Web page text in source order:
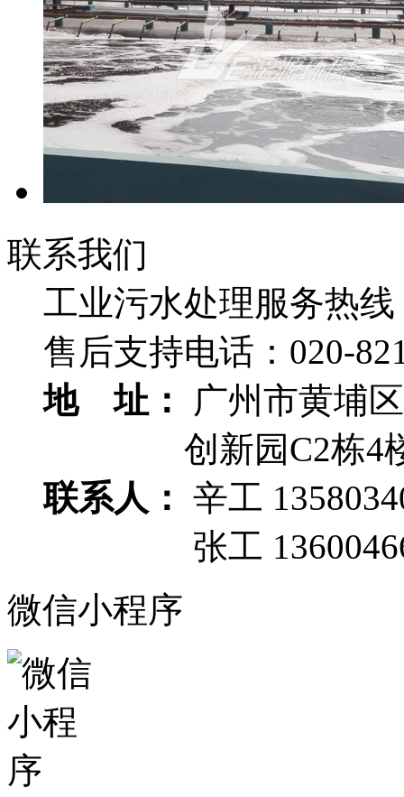
联系我们
工业污水处理服务热线
售后支持电话： 020-
地 址：
广州市黄埔
创新园C2栋4
联系人： 辛工
张工
微信小程序